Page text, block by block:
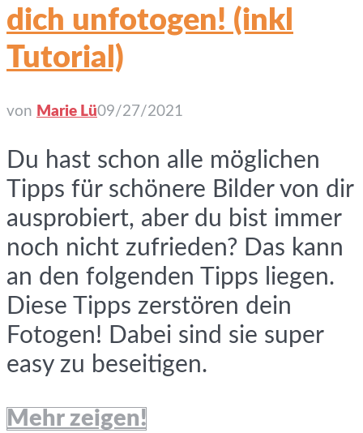
dich unfotogen! (inkl
Tutorial)
von Marie Lü09/27/2021
Du hast schon alle möglichen
Tipps für schönere Bilder von dir
ausprobiert, aber du bist immer
noch nicht zufrieden? Das kann
an den folgenden Tipps liegen.
Diese Tipps zerstören dein
Fotogen! Dabei sind sie super
easy zu beseitigen.
Mehr zeigen!